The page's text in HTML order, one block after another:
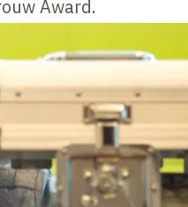
Award.